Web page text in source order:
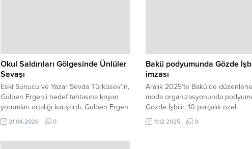
Okul Saldırıları Gölgesinde Ünlüler
Savaşı
Eski Sunucu ve Yazar Sevda Türküsev’in,
Gülben Ergen’i hedef tahtasına koyan
yorumları ortalığı karıştırdı. Gülben Ergen
öyle bir yanıt verdi ki Sevda Türküsev,
polemiğe Sinan Akçıl’ı da dahil ederek
21.04.2026 0
Bakü podyumunda Gözde
imzası
Aralık 2025’te Bakü’de
moda organizasyonunda
Gözde İşbilir, 10 parçalık özel
koleksiyonuyla modern kadının
özgün duruşunu ve güçlü silüetini
11.12.2025 0